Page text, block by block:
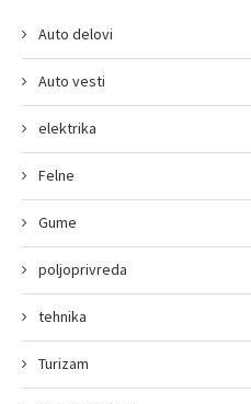
Auto delovi
Auto vesti
elektrika
Felne
Gume
poljoprivreda
tehnika
Turizam